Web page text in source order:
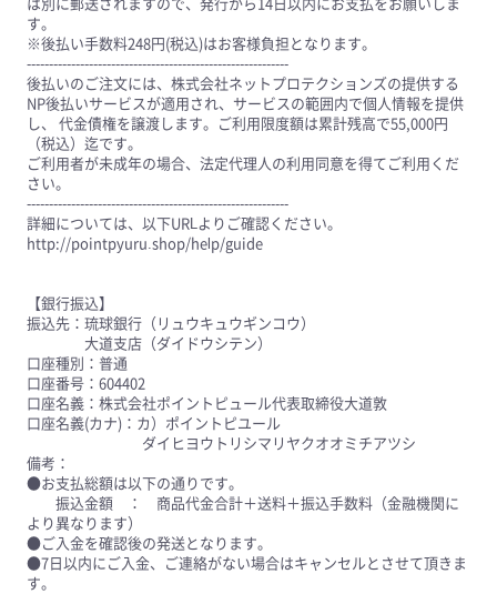
す。
※後払い手数料248円(税込)はお客様負担となります。
-----------------------------------------------------------
後払いのご注文には、株式会社ネットプロテクションズの提供する
NP後払いサービスが適用され、サービスの範囲内で個人情報を提供
し、 代金債権を譲渡します。ご利用限度額は累計残高で55,000円
（税込）迄です。
ご利用者が未成年の場合、法定代理人の利用同意を得てご利用くだ
さい。
-----------------------------------------------------------
詳細については、以下URLよりご確認ください。
http://pointpyuru.shop/help/guide
【銀行振込】
振込先：琉球銀行（リュウキュウギンコウ）
大道支店（ダイドウシテン）
口座種別：普通
口座番号：604402
口座名義：株式会社ポイントピュール代表取締役大道敦
口座名義(カナ)：カ）ポイントピユール
ダイヒヨウトリシマリヤクオオミチアツシ
備考：
●お支払総額は以下の通りです。
振込金額 ： 商品代金合計＋送料＋振込手数料（金融機関に
より異なります）
●ご入金を確認後の発送となります。
●7日以内にご入金、ご連絡がない場合はキャンセルとさせて頂きま
す。